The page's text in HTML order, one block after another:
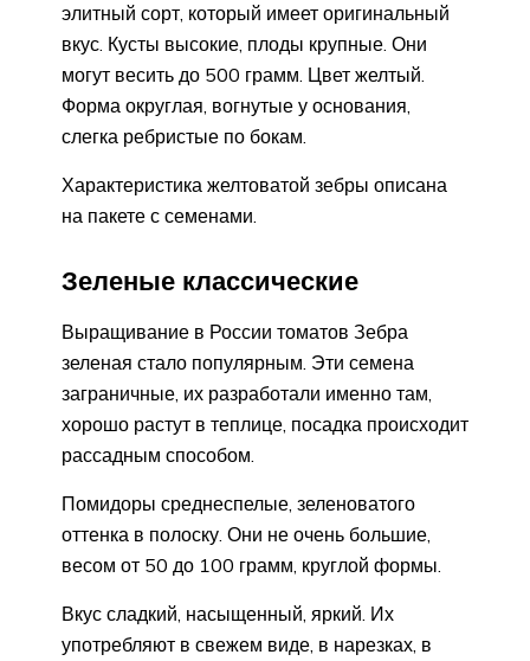
элитный сорт, который имеет оригинальный
вкус. Кусты высокие, плоды крупные. Они
могут весить до 500 грамм. Цвет желтый.
Форма округлая, вогнутые у основания,
слегка ребристые по бокам.
Характеристика желтоватой зебры описана
на пакете с семенами.
Зеленые классические
Выращивание в России томатов Зебра
зеленая стало популярным. Эти семена
заграничные, их разработали именно там,
хорошо растут в теплице, посадка происходит
рассадным способом.
Помидоры среднеспелые, зеленоватого
оттенка в полоску. Они не очень большие,
весом от 50 до 100 грамм, круглой формы.
Вкус сладкий, насыщенный, яркий. Их
употребляют в свежем виде, в нарезках, в